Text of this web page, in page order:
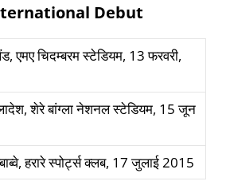
Debut
एमए चिदम्बरम स्टेडियम, 13 फरवरी,
शेरे बांग्ला नेशनल स्टेडियम, 15 जून
हरारे स्पोर्ट्स क्लब, 17 जुलाई 2015